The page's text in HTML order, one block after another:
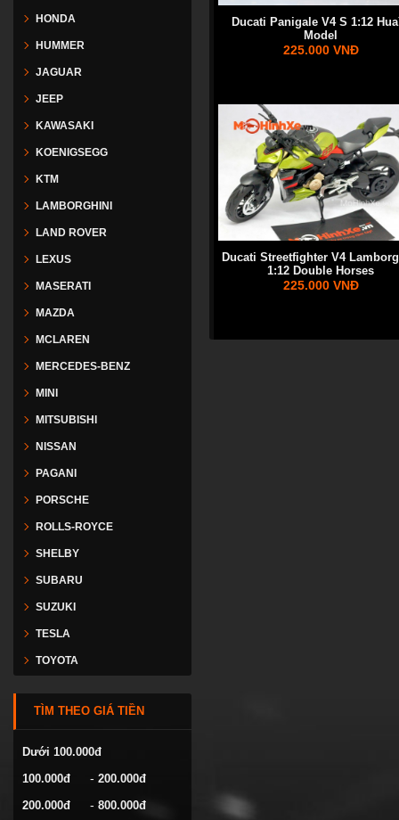
HONDA
HUMMER
JAGUAR
JEEP
KAWASAKI
KOENIGSEGG
KTM
LAMBORGHINI
LAND ROVER
LEXUS
MASERATI
MAZDA
MCLAREN
MERCEDES-BENZ
MINI
MITSUBISHI
NISSAN
PAGANI
PORSCHE
ROLLS-ROYCE
SHELBY
SUBARU
SUZUKI
TESLA
TOYOTA
VOLKSWAGEN
TÌM THEO GIÁ TIỀN
Dưới 100.000đ
100.000đ
- 200.000đ
200.000đ
- 800.000đ
Ducati Panigale V4 S 1:12
Model
225.000 VNĐ
Ducati Streetfighter V4
1:12 Double Horses
225.000 VNĐ